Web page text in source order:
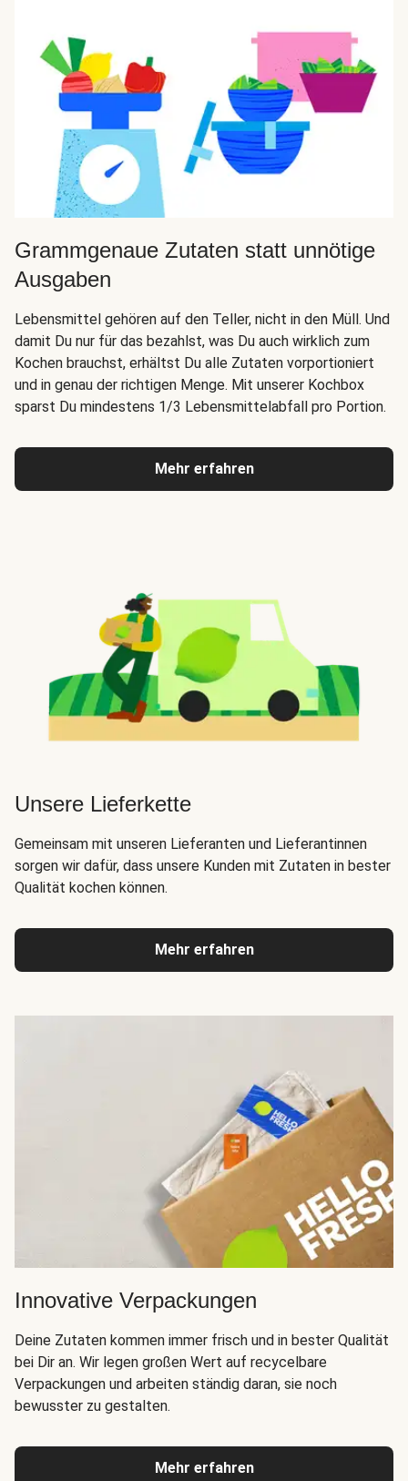
Grammgenaue Zutaten statt unnötige
Ausgaben
Lebensmittel gehören auf den Teller, nicht in den Müll. Und
damit Du nur für das bezahlst, was Du auch wirklich zum
Kochen brauchst, erhältst Du alle Zutaten vorportioniert
und in genau der richtigen Menge. Mit unserer Kochbox
sparst Du mindestens 1/3 Lebensmittelabfall pro Portion.
Mehr erfahren
Unsere Lieferkette
Gemeinsam mit unseren Lieferanten und Lieferantinnen
sorgen wir dafür, dass unsere Kunden mit Zutaten in bester
Qualität kochen können.
Mehr erfahren
Innovative Verpackungen
Deine Zutaten kommen immer frisch und in bester Qualität
bei Dir an. Wir legen großen Wert auf recycelbare
Verpackungen und arbeiten ständig daran, sie noch
bewusster zu gestalten.
Mehr erfahren